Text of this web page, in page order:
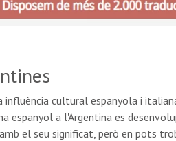
influència cultural espanyola i
espanyol a l'Argentina es
el seu significat, però en pots